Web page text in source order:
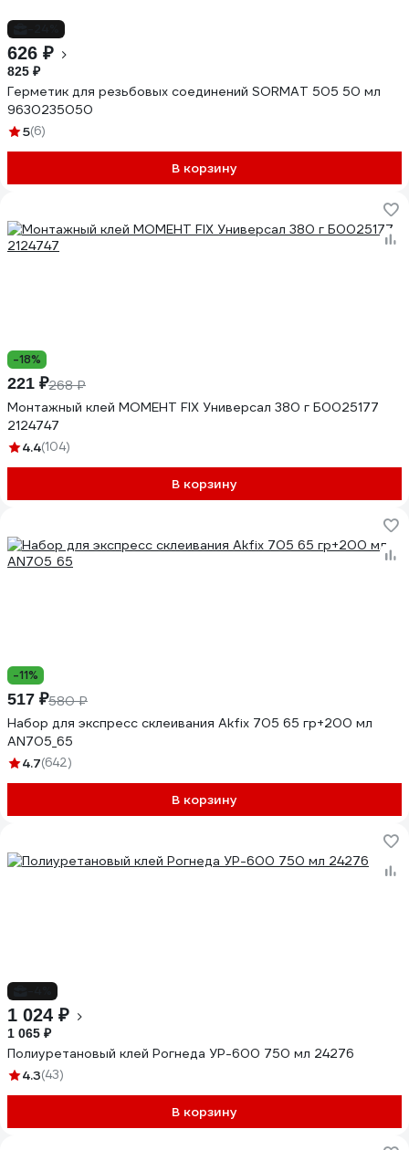
626 ₽
825 ₽
Герметик для резьбовых соединений SORMAT 505 50 мл
9630235050
5(6)
В корзину
-18%
221 ₽268 ₽
Монтажный клей МОМЕНТ FIX Универсал 380 г Б0025177
2124747
4.4(104)
В корзину
-11%
517 ₽580 ₽
Набор для экспресс склеивания Akfix 705 65 гр+200 мл
AN705_65
4.7(642)
В корзину
1 024 ₽
1 065 ₽
Полиуретановый клей Рогнеда УР-600 750 мл 24276
4.3(43)
В корзину